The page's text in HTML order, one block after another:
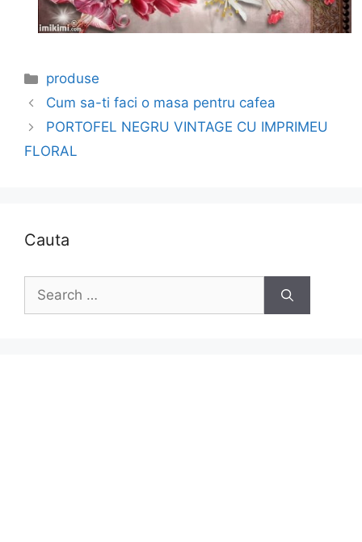
Categories
produse
Cum sa-ti faci o masa pentru cafea
PORTOFEL NEGRU VINTAGE CU IMPRIMEU
FLORAL
Cauta
Search
for: